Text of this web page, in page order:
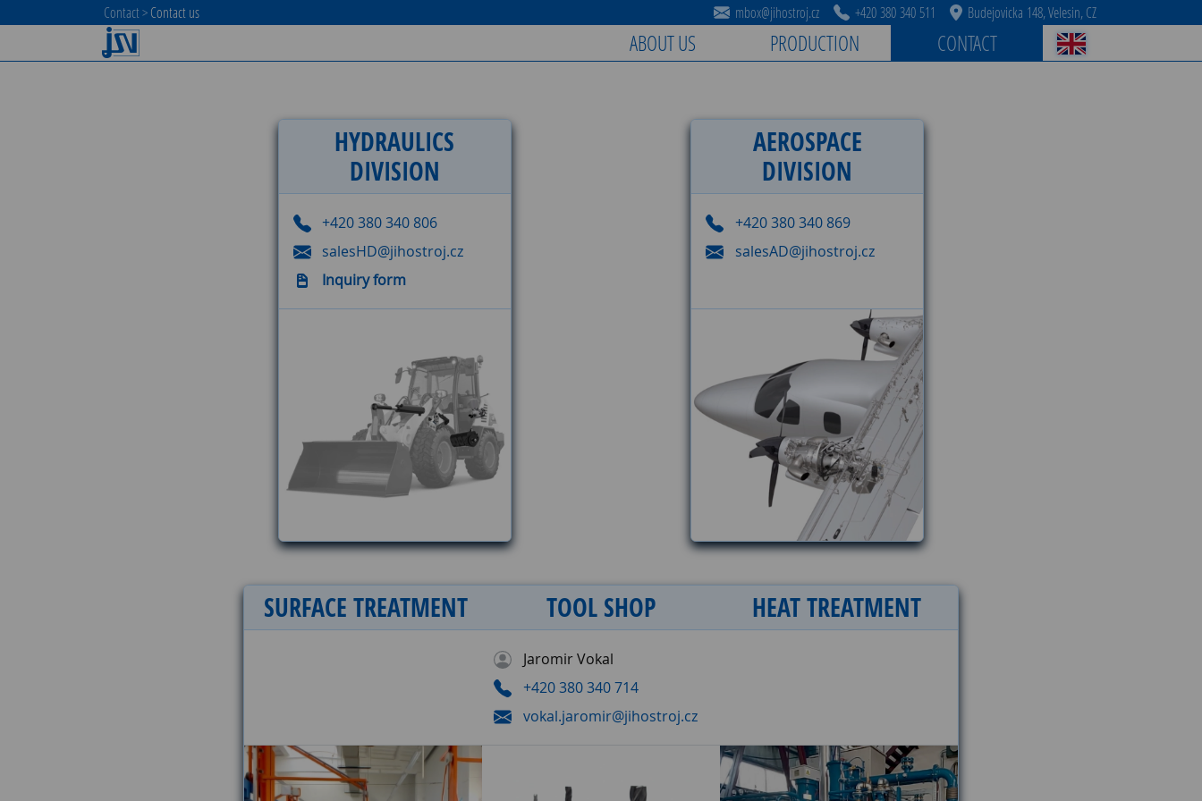
Contact >Contact us mbox@jihostroj.cz +420 380 340 511 Budejovicka 148, Velesin, CZ
ABOUT US PRODUCTION CONTACT
HYDRAULICS
DIVISION
+420 380 340 806
salesHD@jihostroj.cz
Inquiry form
AEROSPACE
DIVISION
+420 380 340 869
salesAD@jihostroj.cz
SURFACE TREATMENT TOOL SHOP HEATTREATMENT
Jaromir Vokal
+420 380 340 714
vokal.jaromir@jihostroj.cz